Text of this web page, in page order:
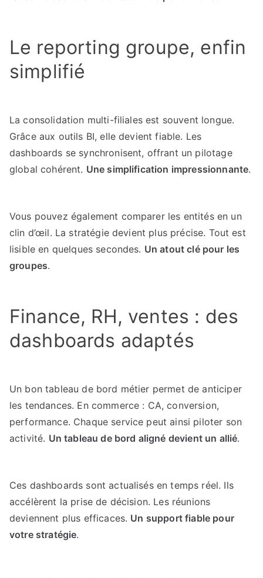
Le reporting groupe, enfin
simplifié
La consolidation multi-filiales est souvent longue.
Grâce aux outils BI, elle devient fiable. Les
dashboards se synchronisent, offrant un pilotage
global cohérent. Une simplification impressionnante.
Vous pouvez également comparer les entités en un
clin d’œil. La stratégie devient plus précise. Tout est
lisible en quelques secondes. Un atout clé pour les
groupes.
Finance, RH, ventes : des
dashboards adaptés
Un bon tableau de bord métier permet de anticiper
les tendances. En commerce : CA, conversion,
performance. Chaque service peut ainsi piloter son
activité. Un tableau de bord aligné devient un allié.
Ces dashboards sont actualisés en temps réel. Ils
accélèrent la prise de décision. Les réunions
deviennent plus efficaces. Un support fiable pour
votre stratégie.